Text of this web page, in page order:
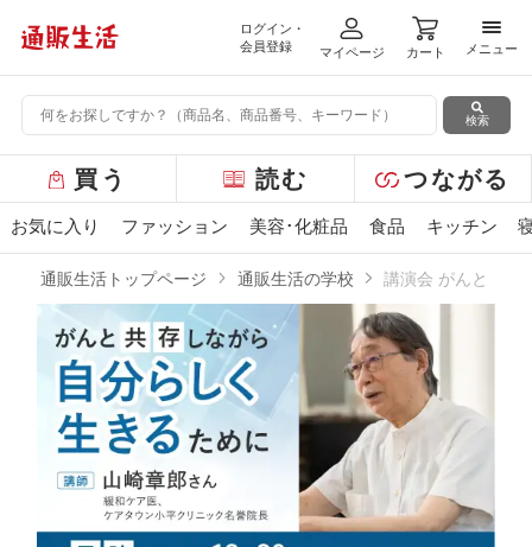
ログイン・
会員登録
マイページ カート
メニ
メニュー
検索
ー
バ
買う 読む つながる
お気に入り ファッション 美容･化粧品 食品 キッチン
通販生活トップページ 通販生活の学校 講演会 がんと「共
がんと「共存」しながら自分らしく生き